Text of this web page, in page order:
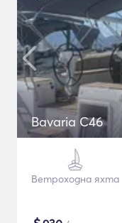
Bavaria C46
Ветроходна яхта